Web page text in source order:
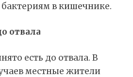
в кишечнике.
отвала
есть до отвала. В
местные жители